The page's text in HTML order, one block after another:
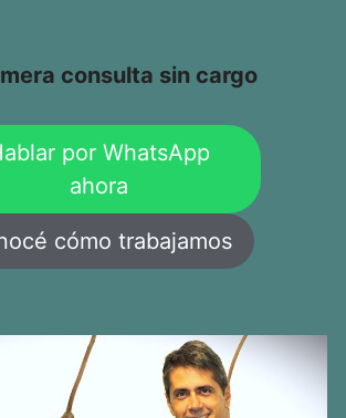
consulta sin cargo
por WhatsApp
ahora
cómo trabajamos